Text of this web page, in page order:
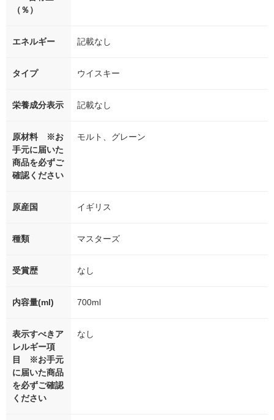
（％）
エネルギー 記載なし
タイプ ウイスキー
栄養成分表示 記載なし
原材料 ※お
手元に届いた
商品を必ずご
確認ください
モルト、グレーン
原産国 イギリス
種類 マスターズ
受賞歴 なし
内容量(ml) 700ml
表示すべきア
レルギー項
目 ※お手元
に届いた商品
を必ずご確認
ください
なし